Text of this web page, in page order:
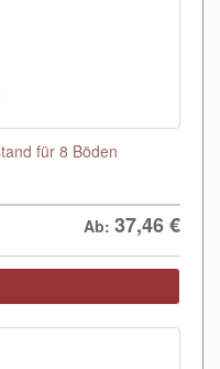
für 8 Böden
Ab: 37,46€